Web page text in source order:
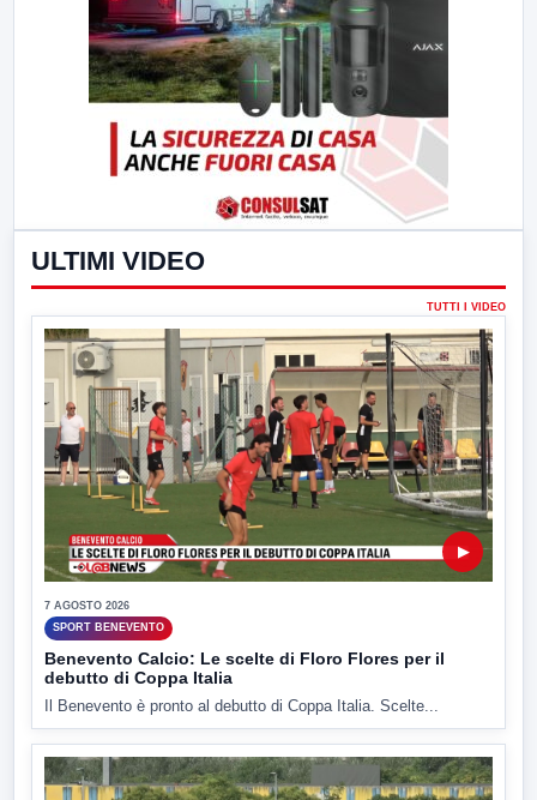
ULTIMI VIDEO
TUTTI I VIDEO
▶
7 AGOSTO 2026
SPORT BENEVENTO
Benevento Calcio: Le scelte di Floro Flores per il
debutto di Coppa Italia
Il Benevento è pronto al debutto di Coppa Italia. Scelte...